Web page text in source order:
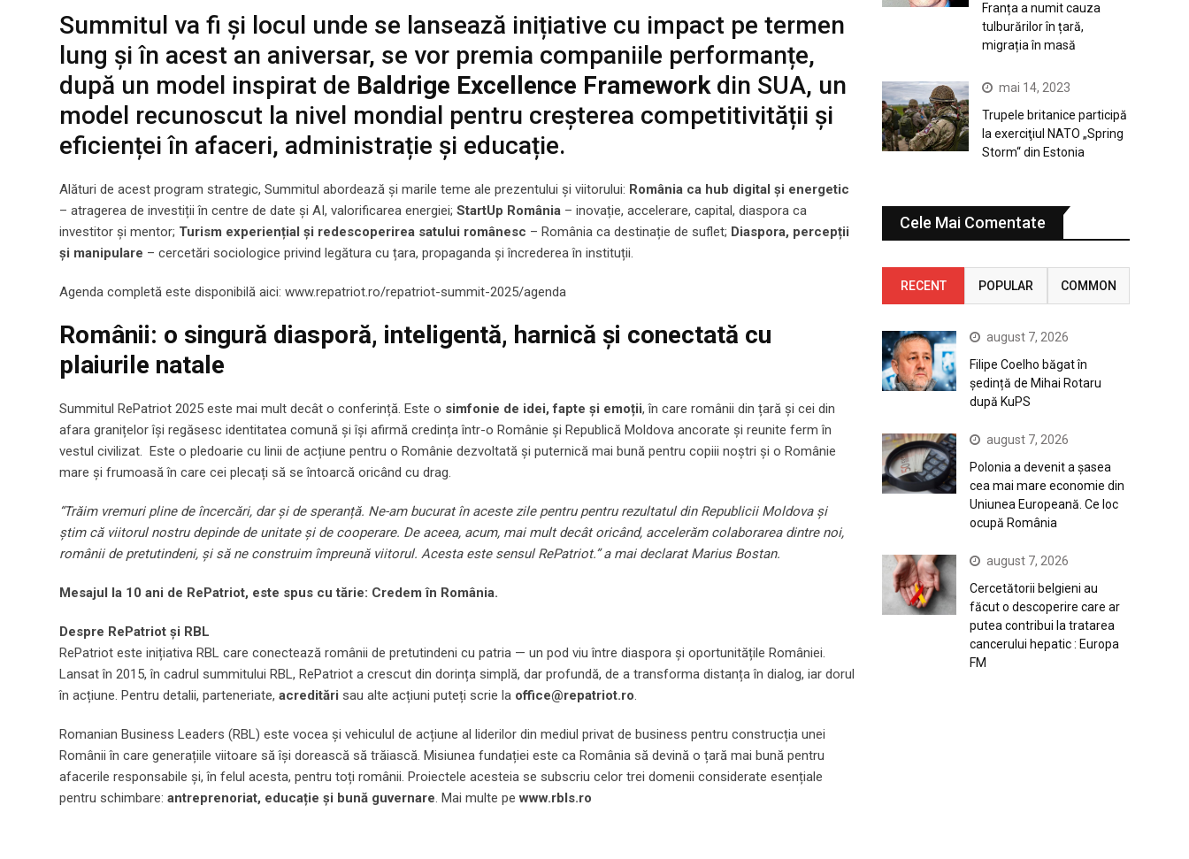
Summitul va fi și locul unde se lansează inițiative cu impact pe termen
lung și în acest an aniversar, se vor premia companiile performanțe,
după un model inspirat de Baldrige Excellence Frameworkdin SUA, un
model recunoscut la nivel mondial pentru creșterea competitivității și
eficienței în afaceri, administrație și educație.
Alături de acest program strategic, Summitul abordează și marile teme ale prezentului și viitorului: România ca hub digital și energetic
– atragerea de investiții în centre de date și AI, valorificarea energiei; StartUp România – inovație, accelerare, capital, diaspora ca
investitor și mentor; Turism experiențial și redescoperirea satului românesc – România ca destinație de suflet; Diaspora, percepții
și manipulare – cercetări sociologice privind legătura cu țara, propaganda și încrederea în instituții.
Agenda completă este disponibilă aici: www.repatriot.ro/repatriot-summit-2025/agenda
Românii: o singură diasporă, inteligentă, harnică și conectată cu
plaiurile natale
Summitul RePatriot 2025 este mai mult decât o conferință. Este o simfonie de idei, fapte și emoții, în care românii din țară și cei din
afara granițelor își regăsesc identitatea comună și își afirmă credința într-o Românie și Republică Moldova ancorate și reunite ferm în
vestul civilizat. Este o pledoarie cu linii de acțiune pentru o Românie dezvoltată și puternică mai bună pentru copiii noștri și o Românie
mare și frumoasă în care cei plecați să se întoarcă oricând cu drag.
“Trăim vremuri pline de încercări, dar și de speranță. Ne-am bucurat în aceste zile pentru pentru rezultatul din Republicii Moldova și
știm că viitorul nostru depinde de unitate și de cooperare. De aceea, acum, mai mult decât oricând, accelerăm colaborarea dintre noi,
românii de pretutindeni, și să ne construim împreună viitorul. Acesta este sensul RePatriot.” a mai declarat Marius Bostan.
Mesajul la 10 ani de RePatriot, este spus cu tărie: Credem în România.
Despre RePatriot și RBL
RePatriot este inițiativa RBL care conectează românii de pretutindeni cu patria — un pod viu între diaspora și oportunitățile României.
Lansat în 2015, în cadrul summitului RBL, RePatriot a crescut din dorința simplă, dar profundă, de a transforma distanța în dialog, iar dorul
în acțiune. Pentru detalii, parteneriate, acreditări sau alte acțiuni puteți scrie la office@repatriot.ro.
Romanian Business Leaders (RBL) este vocea și vehiculul de acțiune al liderilor din mediul privat de business pentru construcția unei
Românii în care generațiile viitoare să își dorească să trăiască. Misiunea fundației este ca România să devină o țară mai bună pentru
afacerile responsabile și, în felul acesta, pentru toți românii. Proiectele acesteia se subscriu celor trei domenii considerate esențiale
pentru schimbare: antreprenoriat, educație și bună guvernare. Mai multe pewww.rbls.ro
Franța a numit cauza
tulburărilor în țară,
migrația în masă
mai 14, 2023
Trupele britanice participă
la exerciţiul NATO „Spring
Storm“ din Estonia
Cele Mai Comentate
RECENT POPULAR COMMON
august 7, 2026
Filipe Coelho băgat în
ședință de Mihai Rotaru
după KuPS
august 7, 2026
Polonia a devenit a șasea
cea mai mare economie din
Uniunea Europeană. Ce loc
ocupă România
august 7, 2026
Cercetătorii belgieni au
făcut o descoperire care ar
putea contribui la tratarea
cancerului hepatic : Europa
FM